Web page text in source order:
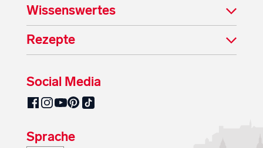
Wissenswertes
Rezepte
Social Media
SalzburgMilch auf Facebook
SalzburgMilch auf Instagram
SalzburgMilch auf YouTube
SalzburgMilch auf Pinterest
SalzburgMilch auf TikTok
Sprache